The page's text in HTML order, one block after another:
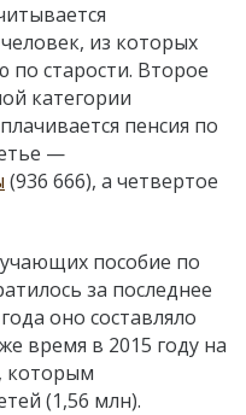
из которых
по старости. Второе
категории
пенсия по
—
(936 666), а четвертое
пособие по
за последнее
оно составляло
время в 2015 году на
которым
(1,56 млн).